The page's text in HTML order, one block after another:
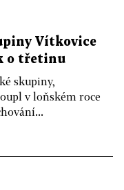
Vítkovice
o třetinu
skupiny,
v loňském roce